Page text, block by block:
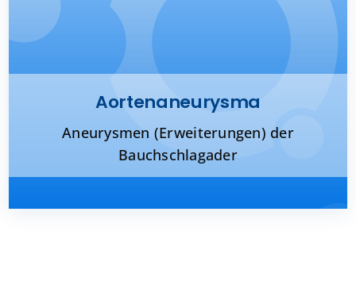
Aortenaneurysma
Aneurysmen (Erweiterungen) der
Bauchschlagader